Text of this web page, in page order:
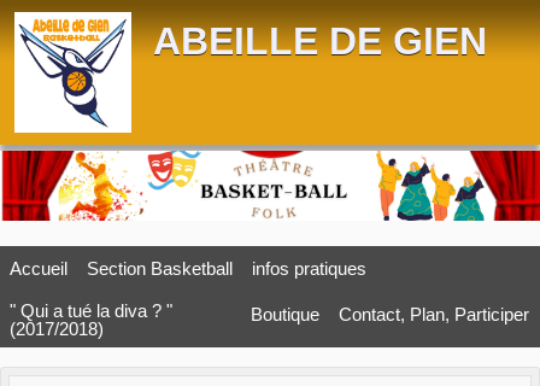
ABEILLE DE GIEN
Accueil Section Basketball infos pratiques
" Qui a tué la diva ? "
(2017/2018)
Boutique Contact, Plan, Participer
Panneau de gestion des cookies